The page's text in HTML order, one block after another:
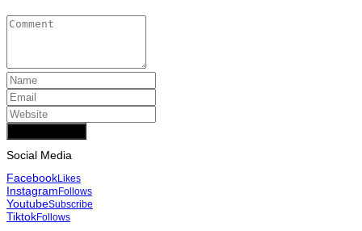
Social Media
FacebookLikes
InstagramFollows
YoutubeSubscribe
TiktokFollows